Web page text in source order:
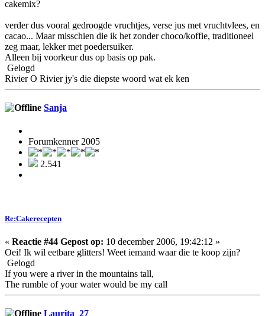
cakemix?
verder dus vooral gedroogde vruchtjes, verse jus met vruchtvlees, en
cacao... Maar misschien die ik het zonder choco/koffie, traditioneel
zeg maar, lekker met poedersuiker.
Alleen bij voorkeur dus op basis op pak.
Gelogd
Rivier O Rivier jy's die diepste woord wat ek ken
Sanja
Forumkenner 2005
2.541
Re:Cakerecepten
« Reactie #44 Gepost op: 10 december 2006, 19:42:12 »
Oei! Ik wil eetbare glitters! Weet iemand waar die te koop zijn?
Gelogd
If you were a river in the mountains tall,
The rumble of your water would be my call
Laurita_27